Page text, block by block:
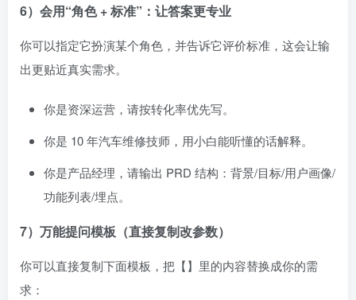
6）会用“角色 + 标准”：让答案更专业
你可以指定它扮演某个角色，并告诉它评价标准，这会让输
出更贴近真实需求。
你是资深运营，请按转化率优先写。
你是 10 年汽车维修技师，用小白能听懂的话解释。
你是产品经理，请输出 PRD 结构：背景/目标/用户画像/
功能列表/埋点。
7）万能提问模板（直接复制改参数）
你可以直接复制下面模板，把【】里的内容替换成你的需
求：